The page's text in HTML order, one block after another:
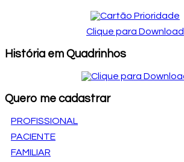
Clique para Download
História em Quadrinhos
Quero me cadastrar
PROFISSIONAL
PACIENTE
FAMILIAR